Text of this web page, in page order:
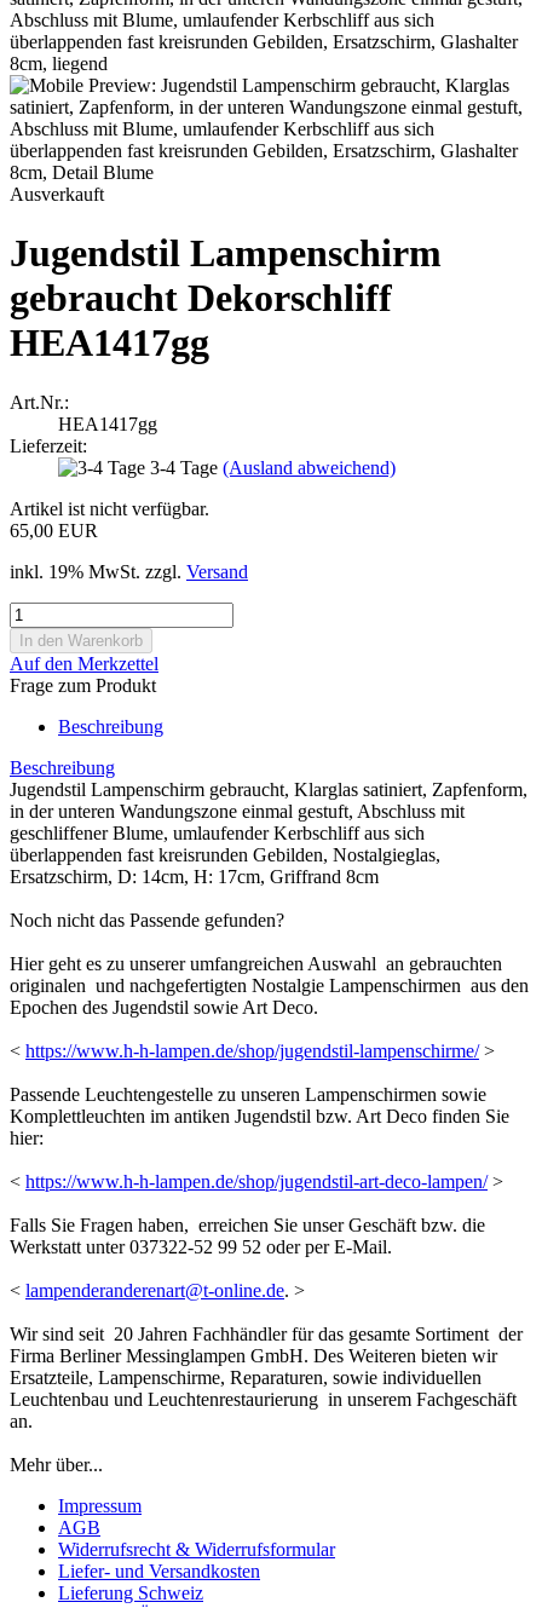
Ausverkauft
Jugendstil Lampenschirm
gebraucht Dekorschliff
HEA1417gg
Art.Nr.:
HEA1417gg
Lieferzeit:
3-4 Tage (Ausland abweichend)
Artikel ist nicht verfügbar.
65,00 EUR
inkl. 19% MwSt. zzgl. Versand
Auf den Merkzettel
Frage zum Produkt
Beschreibung
Beschreibung
Jugendstil Lampenschirm gebraucht, Klarglas satiniert, Zapfenform,
in der unteren Wandungszone einmal gestuft, Abschluss mit
geschliffener Blume, umlaufender Kerbschliff aus sich
überlappenden fast kreisrunden Gebilden, Nostalgieglas,
Ersatzschirm, D: 14cm, H: 17cm, Griffrand 8cm
Noch nicht das Passende gefunden?
Hier geht es zu unserer umfangreichen Auswahl an gebrauchten
originalen und nachgefertigten Nostalgie Lampenschirmen aus den
Epochen des Jugendstil sowie Art Deco.
< https://www.h-h-lampen.de/shop/jugendstil-lampenschirme/>
Passende Leuchtengestelle zu unseren Lampenschirmen sowie
Komplettleuchten im antiken Jugendstil bzw. Art Deco finden Sie
hier:
< https://www.h-h-lampen.de/shop/jugendstil-art-deco-lampen/>
Falls Sie Fragen haben, erreichen Sie unser Geschäft bzw. die
Werkstatt unter 037322-52 99 52 oder per E-Mail.
< lampenderanderenart@t-online.de. >
Wir sind seit 20 Jahren Fachhändler für das gesamte Sortiment der
Firma Berliner Messinglampen GmbH. Des Weiteren bieten wir
Ersatzteile, Lampenschirme, Reparaturen, sowie individuellen
Leuchtenbau und Leuchtenrestaurierung in unserem Fachgeschäft
an.
Mehr über...
Impressum
AGB
Widerrufsrecht & Widerrufsformular
Liefer- und Versandkosten
Lieferung Schweiz